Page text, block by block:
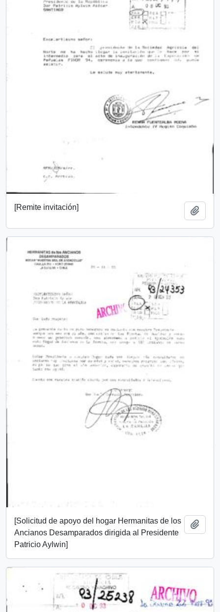
[Remite invitación]
[Solicitud de apoyo del hogar Hermanitas de los
Ancianos Desamparados dirigida al Presidente
Patricio Aylwin]